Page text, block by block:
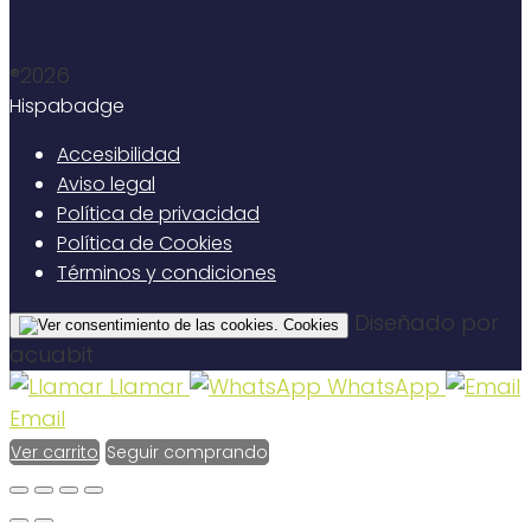
®2026
Hispabadge
Accesibilidad
Aviso legal
Política de privacidad
Política de Cookies
Términos y condiciones
Cookies
Diseñado por
acuabit
Llamar
WhatsApp
Email
Ver carrito Seguir comprando